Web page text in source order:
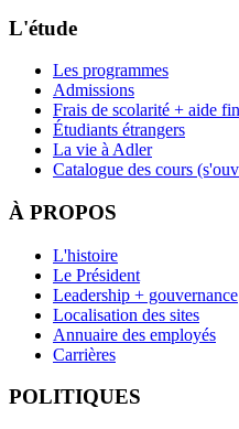
L'étude
Les programmes
Admissions
Frais de scolarité + aide
Étudiants étrangers
La vie à Adler
Catalogue des cours
À PROPOS
L'histoire
Le Président
Leadership + gouvernance
Localisation des sites
Annuaire des employés
Carrières
POLITIQUES